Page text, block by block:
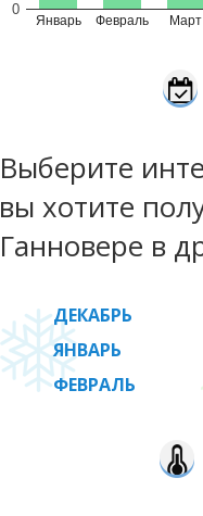
Январь Февраль Март
0
Выберите
вы хотите
Ганновере в
ДЕКАБРЬ
ЯНВАРЬ
ФЕВРАЛЬ